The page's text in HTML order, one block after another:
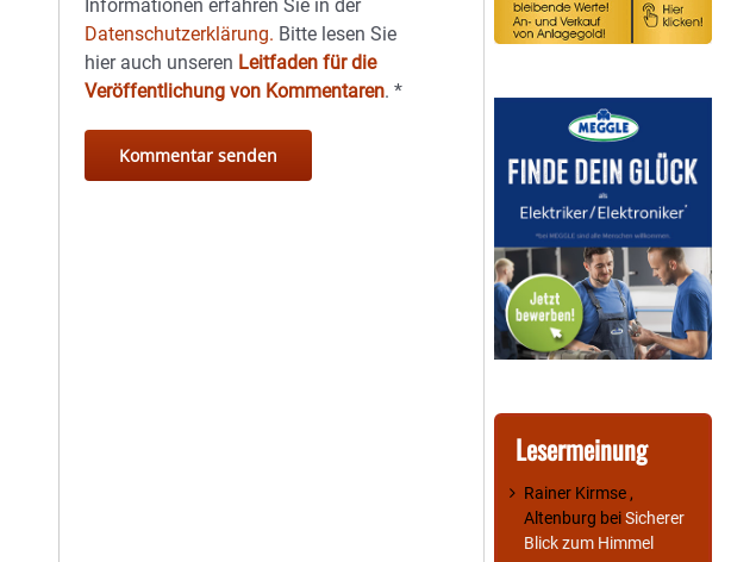
Informationen erfahren Sie in der
Datenschutzerklärung. Bitte lesen Sie
hier auch unseren Leitfaden für die
Veröffentlichung von Kommentaren.*
Lesermeinung
Rainer Kirmse ,
Altenburg beiSicherer
Blick zum Himmel